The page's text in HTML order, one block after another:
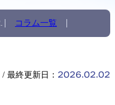
コラム一覧
最終更新日： 2026.02.02